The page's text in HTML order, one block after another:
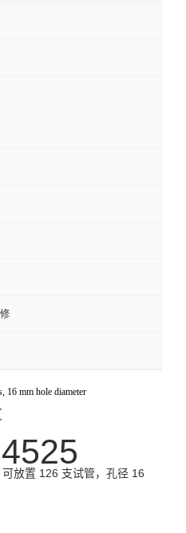
16 mm hole diameter
放置 126 支试管，孔径 16